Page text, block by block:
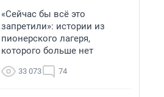
«Сейчас бы всё это
запретили»: истории из
пионерского лагеря,
которого больше нет
33 073 74